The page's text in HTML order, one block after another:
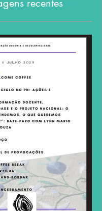
recentes